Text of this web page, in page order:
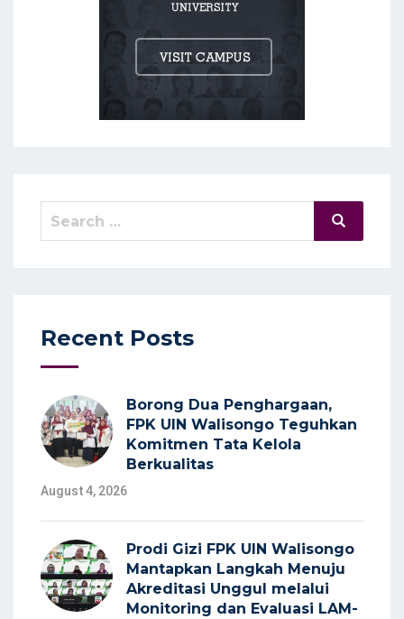
Search
for:
Search
Recent Posts
Borong Dua Penghargaan,
FPK UIN Walisongo Teguhkan
Komitmen Tata Kelola
Berkualitas
August 4, 2026
Prodi Gizi FPK UIN Walisongo
Mantapkan Langkah Menuju
Akreditasi Unggul melalui
Monitoring dan Evaluasi LAM-